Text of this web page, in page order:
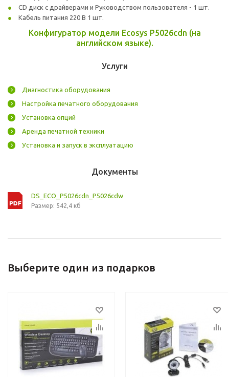
CD диск с драйверами и Руководством пользователя - 1 шт.
Кабель питания 220 В 1 шт.
Конфигуратор модели Ecosys P5026cdn (на
английском языке).
Услуги
Диагностика оборудования
Настройка печатного оборудования
Установка опций
Аренда печатной техники
Установка и запуск в эксплуатацию
Документы
DS_ECO_P5026cdn_P5026cdw
Размер: 542,4 кб
Выберите один из подарков